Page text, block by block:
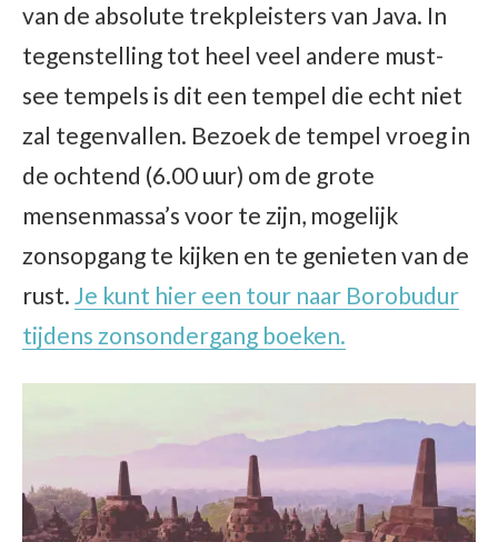
van de absolute trekpleisters van Java. In
tegenstelling tot heel veel andere must-
see tempels is dit een tempel die echt niet
zal tegenvallen. Bezoek de tempel vroeg in
de ochtend (6.00 uur) om de grote
mensenmassa’s voor te zijn, mogelijk
zonsopgang te kijken en te genieten van de
rust. Je kunt hier een tour naar Borobudur
tijdens zonsondergang boeken.